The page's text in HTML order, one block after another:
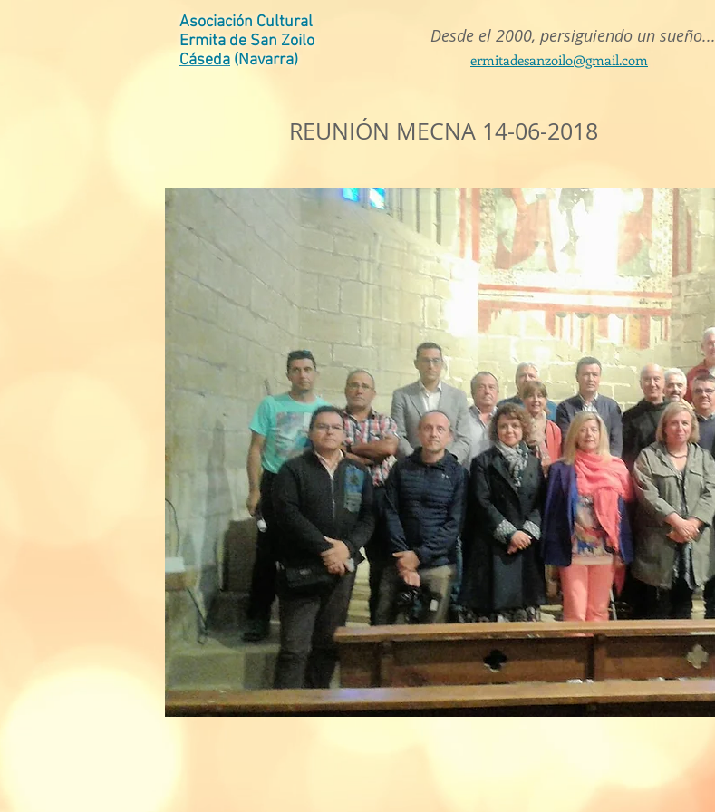
Asociación Cultural
Ermita de San Zoilo
Cáseda (Navarra)
Desde el 2000, persiguiendo un sueño...
ermitadesanzoilo@gmail.com
REUNIÓN MECNA 14-06-2018